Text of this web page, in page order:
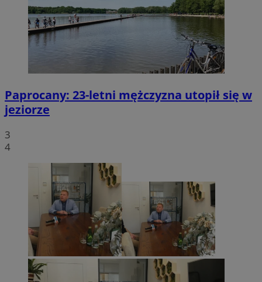
Paprocany: 23-letni mężczyzna utopił się w
jeziorze
3
4